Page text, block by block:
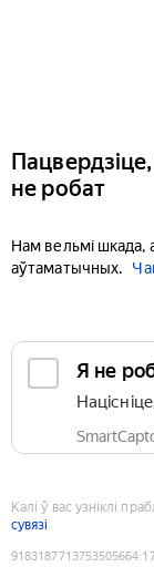
не робат
Нам вельмі шкада,
аўтаматычных.
Я не
Калі ў вас узніклі
сувязі
9183187713753505664: